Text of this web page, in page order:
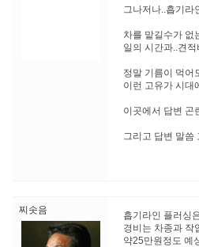
그나저나..흡기라
차를 맡길수가 없
일의 시간과..견
정말 기름이 먹어
이런 고유가 시대
이곳에서 답변 곤
그리고 답변 말씀
찌솟음
흡기라인 플러싱
경비는 차종과 작
약25만원정도 예